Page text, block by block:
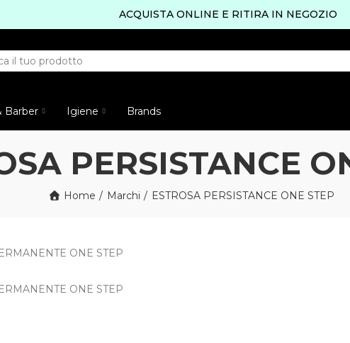
ACQUISTA ONLINE E RITIRA IN NEGOZIO
Barber Igiene Brands
PERSISTANCE
Home Marchi ESTROSA PERSISTANCE ONE STEP
ONE STEP
ONE STEP